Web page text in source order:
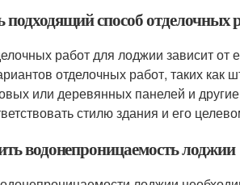
способ отделочных
работ для лоджии зависит от
отделочных работ, таких как
или деревянных панелей и
стилю здания и его
водонепроницаемость лоджии